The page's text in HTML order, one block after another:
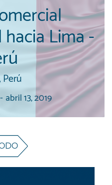
Lima -
- abril 13, 2019